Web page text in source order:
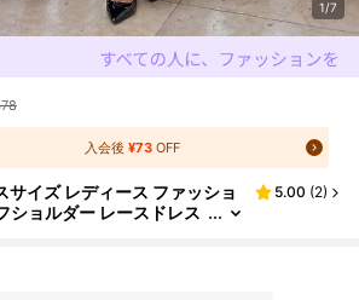
1/7
入会後¥73 OFF
イズ レディース ファッショ
ショルダー レースドレス
5.00 (2)